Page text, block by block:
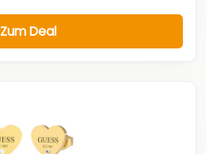
Zum Deal